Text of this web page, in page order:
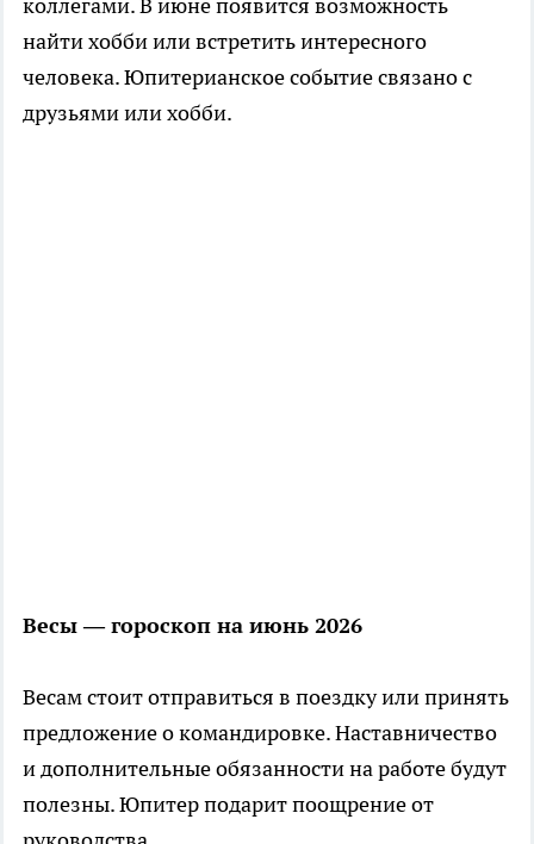
найти хобби или встретить интересного
человека. Юпитерианское событие связано с
друзьями или хобби.
Весы — гороскоп на июнь 2026
Весам стоит отправиться в поездку или принять
предложение о командировке. Наставничество
и дополнительные обязанности на работе будут
полезны. Юпитер подарит поощрение от